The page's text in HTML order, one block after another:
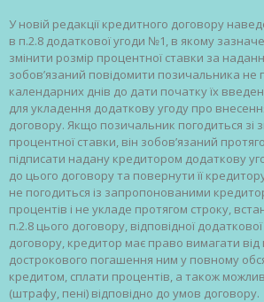
У новій редакції кредитного договору
в п.2.8 додаткової угоди №1, в якому
змінити розмір процентної ставки за
зобов’язаний повідомити позичальника не
календарних днів до дати початку їх
для укладення додаткову угоду про
договору. Якщо позичальник погодиться зі
процентної ставки, він зобов’язаний
підписати надану кредитором додаткову
до цього договору та повернути її
не погодиться із запропонованими
процентів і не укладе протягом строку,
п.2.8 цього договору, відповідної
договору, кредитор має право вимагати
дострокового погашення ним у повному
кредитом, сплати процентів, а також
(штрафу, пені) відповідно до умов договору.